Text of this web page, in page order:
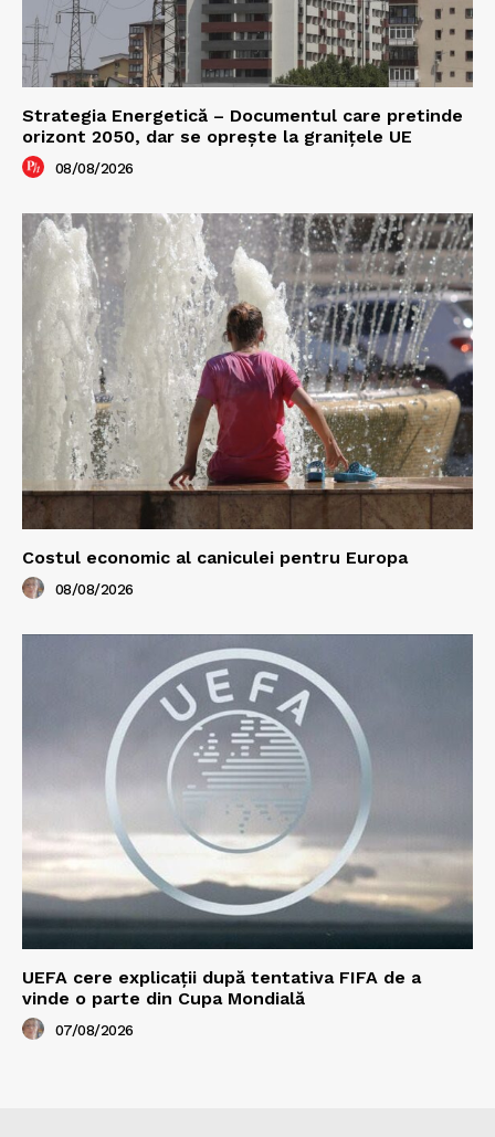
Strategia Energetică – Documentul care pretinde
orizont 2050, dar se oprește la granițele UE
08/08/2026
Costul economic al caniculei pentru Europa
08/08/2026
UEFA cere explicații după tentativa FIFA de a
vinde o parte din Cupa Mondială
07/08/2026